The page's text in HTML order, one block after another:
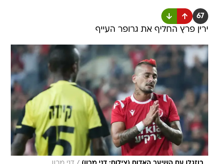
67
ירין פרץ החליף את גרופר העייף